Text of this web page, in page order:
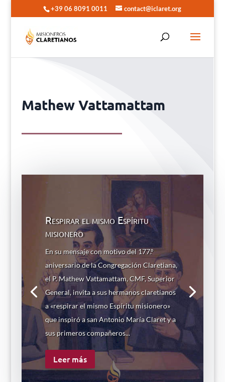
+39 06 8091 0011 contact@iclaret.org
Mathew Vattamattam
Respirar el mismo Espíritu
misionero
En su mensaje con motivo del 177.º
aniversario de la Congregación Claretiana,
el P. Mathew Vattamattam, CMF, Superior
General, invita a sus hermanos claretianos
a «respirar el mismo Espíritu misionero»
que inspiró a san Antonio María Claret y a
sus primeros compañeros...
Leer más